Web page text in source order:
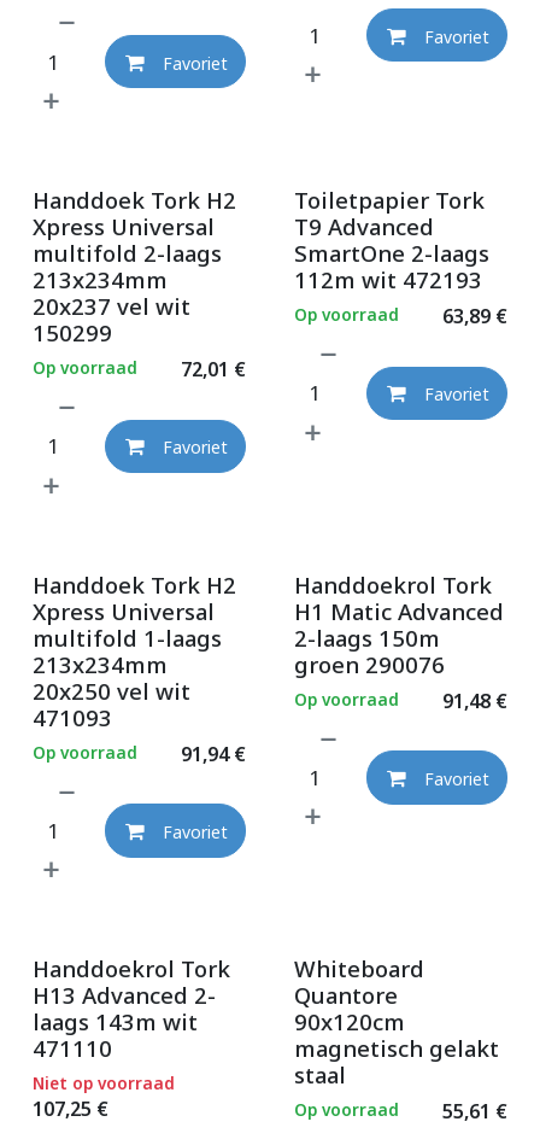
Favoriet
Favoriet
Handdoek Tork H2
Xpress Universal
multifold 2-laags
213x234mm
20x237 vel wit
150299
72,01 €
Op voorraad
Favoriet
Toiletpapier Tork
T9 Advanced
SmartOne 2-laags
112m wit 472193
63,89€
Op voorraad
Favoriet
Handdoek Tork H2
Xpress Universal
multifold 1-laags
213x234mm
20x250 vel wit
471093
91,94€
Op voorraad
Favoriet
Handdoekrol Tork
H1 Matic Advanced
2-laags 150m
groen 290076
91,48€
Op voorraad
Favoriet
Handdoekrol Tork
H13 Advanced 2-
laags 143m wit
471110
107,25 €
Niet op voorraad
Whiteboard
Quantore
90x120cm
magnetisch gelakt
staal
55,61 €
Op voorraad